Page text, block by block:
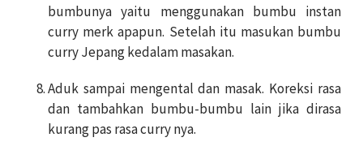
bumbunya yaitu menggunakan bumbu instan
curry merk apapun. Setelah itu masukan bumbu
curry Jepang kedalam masakan.
Aduk sampai mengental dan masak. Koreksi rasa
dan tambahkan bumbu-bumbu lain jika dirasa
kurang pas rasa curry nya.